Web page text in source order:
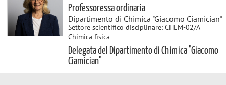
Professoressa ordinaria
Dipartimento di Chimica "Giacomo Ciamician"
Settore scientifico disciplinare: CHEM-02/A
Chimica fisica
Delegata del Dipartimento di Chimica "Giacomo
Ciamician"